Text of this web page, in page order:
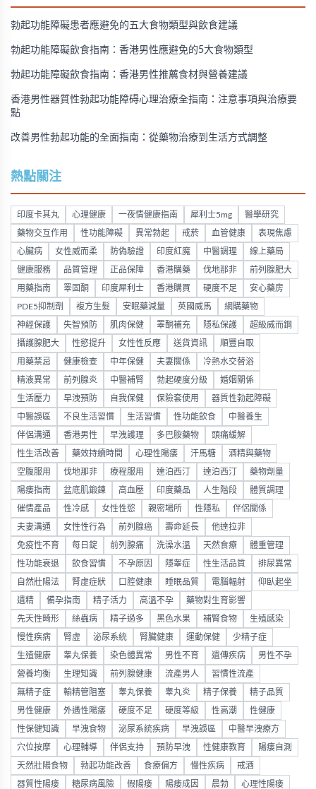
勃起功能障礙患者應避免的五大食物類型與飲食建議
勃起功能障礙飲食指南：香港男性應避免的5大食物類型
勃起功能障礙飲食指南：香港男性推薦食材與營養建議
香港男性器質性勃起功能障碍心理治療全指南：注意事項與治療要
點
改善男性勃起功能的全面指南：從藥物治療到生活方式調整
熱點關注
印度卡其丸 心理健康 一夜情健康指南 犀利士5mg 醫學研究
藥物交互作用 性功能障礙 異常勃起 戒菸 血管健康 表現焦慮
心臟病 女性威而柔 防偽驗證 印度紅魔 中醫調理 線上藥局
健康服務 品質管理 正品保障 香港購藥 伐地那非 前列腺肥大
用藥指南 睪固酮 印度犀利士 香港購買 硬度不足 安心藥房
PDE5抑制劑 複方生髮 安眠藥減量 英國威馬 網購藥物
神經保護 失智預防 肌肉保健 睪酮補充 隱私保護 超級威而鋼
攝護腺肥大 性慾提升 女性性反應 送貨資訊 順豐自取
用藥禁忌 健康檢查 中年保健 夫妻關係 冷熱水交替浴
精液異常 前列腺炎 中醫補腎 勃起硬度分級 婚姻關係
生活壓力 早洩預防 自我保健 保險套使用 器質性勃起障礙
中醫誤區 不良生活習慣 生活習慣 性功能飲食 中醫養生
伴侶溝通 香港男性 早洩護理 多巴胺藥物 頭痛緩解
性生活改善 藥效持續時間 心理性陽痿 汗馬糖 酒精與藥物
空腹服用 伐地那非 療程服用 達泊西汀 達泊西汀 藥物劑量
陽痿指南 盆底肌鍛鍊 高血壓 印度藥品 人生階段 體質調理
催情產品 性冷感 女性性慾 親密場所 性隱私 伴侶關係
夫妻溝通 女性性行為 前列腺癌 壽命延長 他達拉非
免疫性不育 每日錠 前列腺痛 洗澡水溫 天然食療 體重管理
性功能衰退 飲食習慣 不孕原因 隱睾症 性生活品質 排尿異常
自然壯陽法 腎虛症狀 口腔健康 睡眠品質 電腦輻射 仰臥起坐
遺精 備孕指南 精子活力 高溫不孕 藥物對生育影響
先天性畸形 絲蟲病 精子過多 黑色水果 補腎食物 生殖感染
慢性疾病 腎虛 泌尿系統 腎臟健康 運動保健 少精子症
生殖健康 睾丸保養 染色體異常 男性不育 遺傳疾病 男性不孕
營養均衡 生理知識 前列腺健康 流產男人 習慣性流產
無精子症 輸精管阻塞 睾丸保養 睾丸炎 精子保養 精子品質
男性健康 外遇性陽痿 硬度不足 硬度等級 性高潮 性健康
性保健知識 早洩食物 泌尿系統疾病 早洩誤區 中醫早洩療方
穴位按摩 心理輔導 伴侶支持 預防早洩 性健康教育 陽痿自測
天然壯陽食物 勃起功能改善 食療偏方 慢性疾病 戒酒
器質性陽痿 糖尿病風險 假陽痿 陽痿成因 晨勃 心理性陽痿